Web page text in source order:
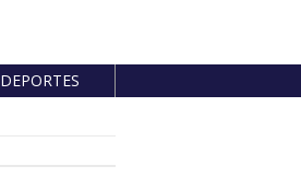
DEPORTES